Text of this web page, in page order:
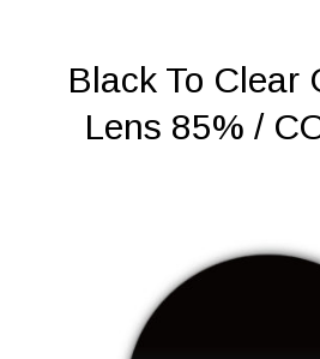
Black To Clear
Lens 85% /